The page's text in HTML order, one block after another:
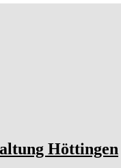
Höttingen